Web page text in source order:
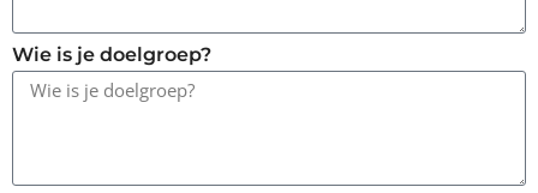
Wie is je doelgroep?